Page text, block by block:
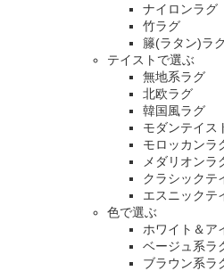
ナイロンラグ
竹ラグ
籐(ラタン)ラ
テイストで選ぶ
無地系ラグ
北欧ラグ
韓国風ラグ
モダンテイス
モロッカンラ
メダリオンラ
クラシックテ
エスニックテ
色で選ぶ
ホワイト＆ア
ベージュ系ラ
ブラウン系ラ